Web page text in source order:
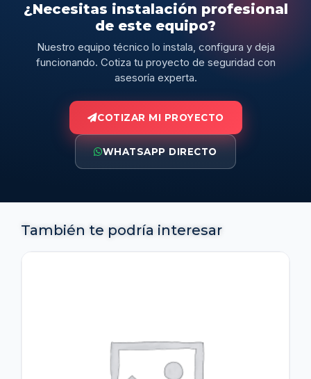
¿Necesitas instalación profesional
de este equipo?
Nuestro equipo técnico lo instala, configura y deja
funcionando. Cotiza tu proyecto de seguridad con
asesoría experta.
COTIZAR MI PROYECTO
WHATSAPP DIRECTO
También te podría interesar